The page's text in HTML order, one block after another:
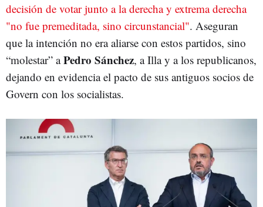
decisión de votar junto a la derecha y extrema derecha
"no fue premeditada, sino circunstancial". Aseguran
que la intención no era aliarse con estos partidos, sino
“molestar” aPedro Sánchez, a Illa y a los republicanos,
dejando en evidencia el pacto de sus antiguos socios de
Govern con los socialistas.